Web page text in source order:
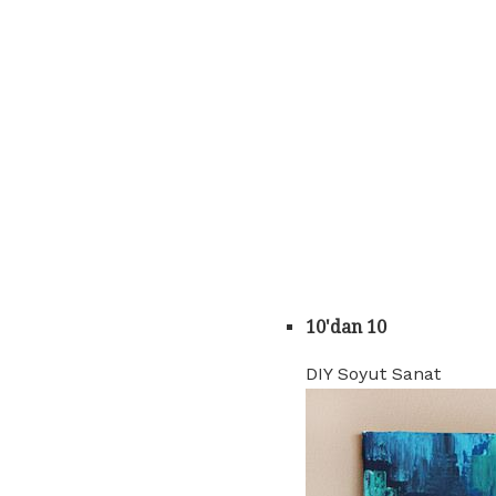
10'dan 10
DIY Soyut Sanat